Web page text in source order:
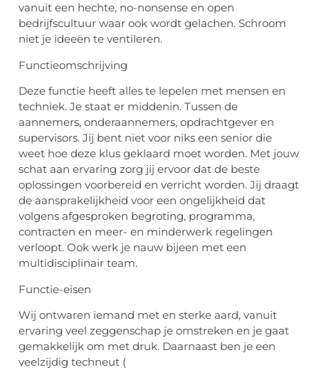
vanuit een hechte, no-nonsense en open
bedrijfscultuur waar ook wordt gelachen. Schroom
niet je ideeën te ventileren.
Functieomschrijving
Deze functie heeft alles te lepelen met mensen en
techniek. Je staat er middenin. Tussen de
aannemers, onderaannemers, opdrachtgever en
supervisors. Jij bent niet voor niks een senior die
weet hoe deze klus geklaard moet worden. Met jouw
schat aan ervaring zorg jij ervoor dat de beste
oplossingen voorbereid en verricht worden. Jij draagt
de aansprakelijkheid voor een ongelijkheid dat
volgens afgesproken begroting, programma,
contracten en meer- en minderwerk regelingen
verloopt. Ook werk je nauw bijeen met een
multidisciplinair team.
Functie-eisen
Wij ontwaren iemand met en sterke aard, vanuit
ervaring veel zeggenschap je omstreken en je gaat
gemakkelijk om met druk. Daarnaast ben je een
veelzijdig techneut (